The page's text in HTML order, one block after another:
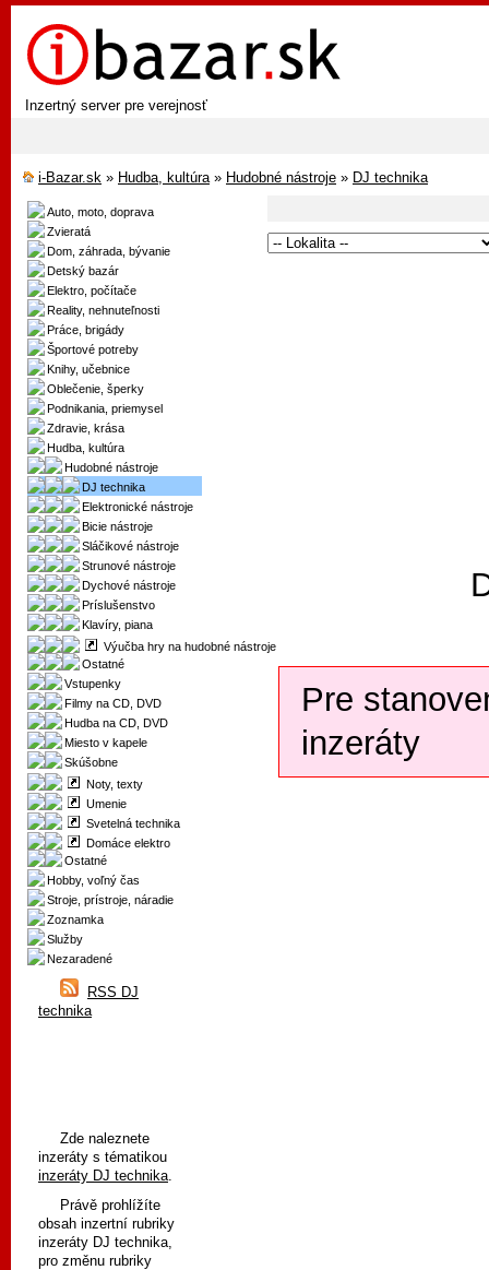
Inzertný server pre verejnosť
i-Bazar.sk » Hudba, kultúra» Hudobné nástroje » DJ technika
Auto, moto, doprava
Zvieratá
Dom, záhrada, bývanie
Detský bazár
Elektro, počítače
Reality, nehnuteľnosti
Práce, brigády
Športové potreby
Knihy, učebnice
Oblečenie, šperky
Podnikania, priemysel
Zdravie, krása
Hudba, kultúra
Hudobné nástroje
DJ technika
Elektronické nástroje
Bicie nástroje
Sláčikové nástroje
Strunové nástroje
Dychové nástroje
Príslušenstvo
Klavíry, piana
Výučba hry na hudobné nástroje
Ostatné
Vstupenky
Filmy na CD, DVD
Hudba na CD, DVD
Miesto v kapele
Skúšobne
Noty, texty
Umenie
Svetelná technika
Domáce elektro
Ostatné
Hobby, voľný čas
Stroje, prístroje, náradie
Zoznamka
Služby
Nezaradené
RSS DJ
technika
Zde naleznete
inzeráty s tématikou
inzeráty DJ technika.
Právě prohlížíte
obsah inzertní rubriky
inzeráty DJ technika,
pro změnu rubriky
Pre
inzeráty